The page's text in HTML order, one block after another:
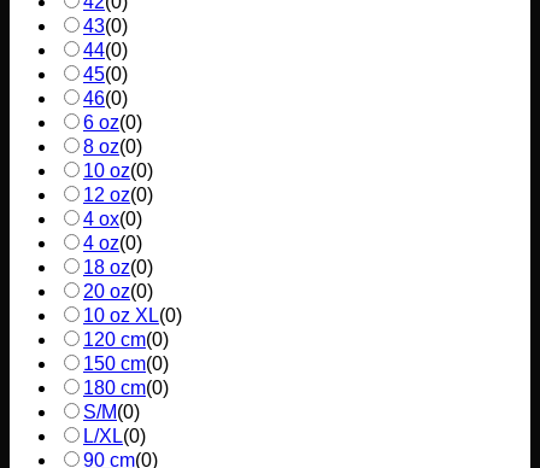
43(0)
44(0)
45(0)
46(0)
6 oz(0)
8 oz(0)
10 oz(0)
12 oz(0)
4 ox(0)
4 oz(0)
18 oz(0)
20 oz(0)
10 oz XL(0)
120 cm(0)
150 cm(0)
180 cm(0)
S/M(0)
L/XL(0)
90 cm(0)